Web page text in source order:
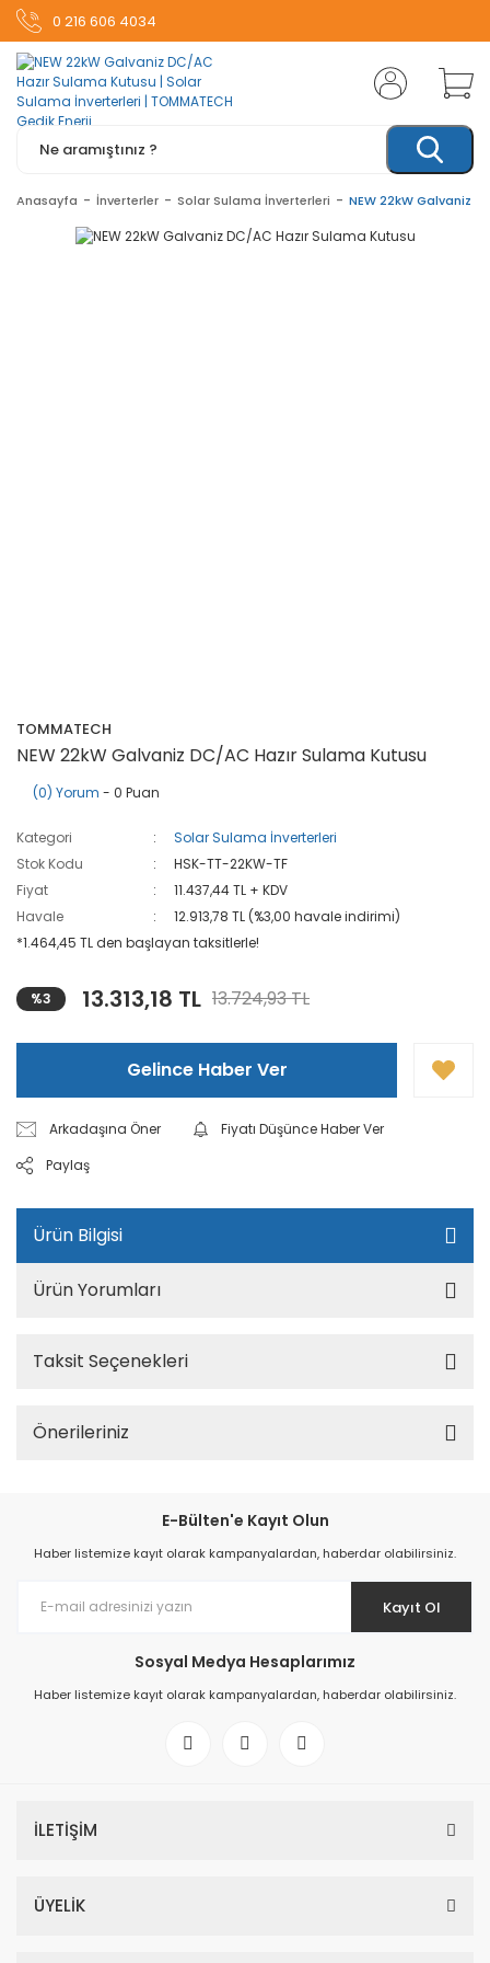
0 216 606 4034
Anasayfa İnverterler Solar Sulama İnverterleri NEW 22kW Galvaniz
TOMMATECH
NEW 22kW Galvaniz DC/AC Hazır Sulama Kutusu
(0) Yorum - 0 Puan
Kategori
Solar Sulama İnverterleri
Stok Kodu
HSK-TT-22KW-TF
Fiyat
11.437,44 TL + KDV
Havale
12.913,78 TL (%3,00 havale indirimi)
*1.464,45 TL den başlayan taksitlerle!
%3 13.313,18 TL 13.724,93 TL
Gelince Haber Ver
Arkadaşına Öner
Fiyatı Düşünce Haber Ver
Paylaş
Ürün Bilgisi
Ürün Yorumları
Taksit Seçenekleri
Önerileriniz
E-Bülten'e Kayıt Olun
Haber listemize kayıt olarak kampanyalardan, haberdar olabilirsiniz.
Kayıt Ol
Sosyal Medya Hesaplarımız
Haber listemize kayıt olarak kampanyalardan, haberdar olabilirsiniz.
İLETİŞİM
ÜYELİK